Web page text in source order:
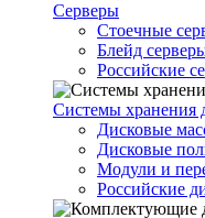
Серверы
Стоечные
Блейд
Российские
Системы хранения
Дисковые
Дисковые
Модули и
Российские